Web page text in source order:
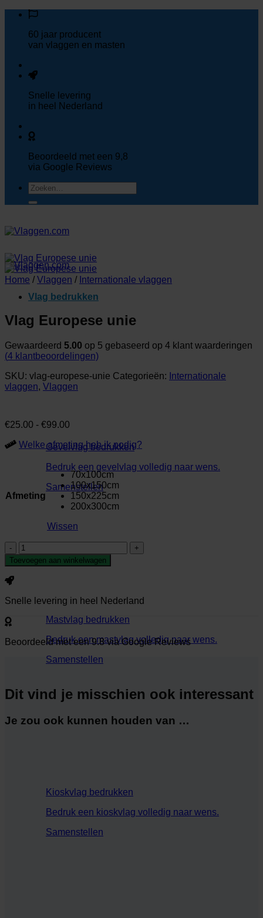
inhoud60 jaar producent
van vlaggen en masten
Snelle levering
in heel Nederland
Beoordeeld met een 9,8
via Google Reviews
Zoeken
naar:
Vlag bedrukken
Gevelvlag bedrukken
Bedruk een gevelvlag volledig naar wens.
Samenstellen
Mastvlag bedrukken
Bedruk een mastvlag volledig naar wens.
Samenstellen
Kioskvlag bedrukken
Bedruk een kioskvlag volledig naar wens.
Samenstellen
Home / Vlaggen / Internationale vlaggen
Vlag Europese unie
Gewaardeerd 5.00 op 5 gebaseerd op 4 klant waarderingen
(4 klantbeoordelingen)
SKU: vlag-europese-unie Categorieën: Internationale
vlaggen, Vlaggen
€25.00 - €99.00
tot
Welke afmeting heb ik nodig?
Afmeting
70x100cm
100x150cm
150x225cm
200x300cm
Wissen
Vlag
Europese
unie
Toevoegen aan winkelwagen
Snelle levering in heel Nederland
Beoordeeld met een9.8via Google Reviews
Dit vind je misschien ook interessant
Je zou ook kunnen houden van …